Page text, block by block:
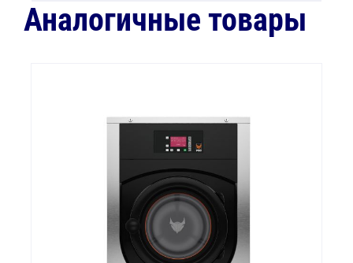
Аналогичные товары